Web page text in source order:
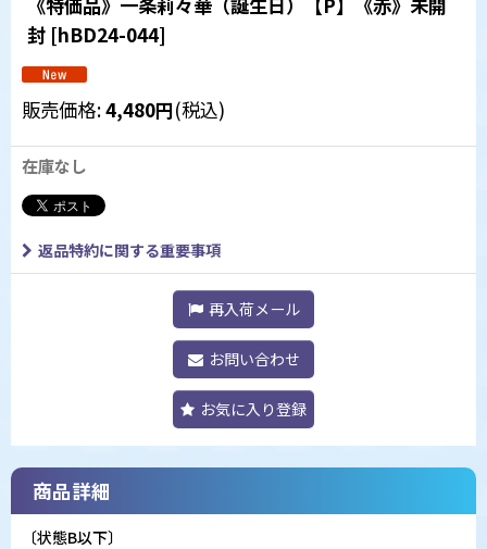
封 [hBD24-044]
販売価格:4,480円(税込)
在庫なし
返品特約に関する重要事項
再入荷メール
お問い合わせ
お気に入り登録
商品詳細
〔状態B以下〕